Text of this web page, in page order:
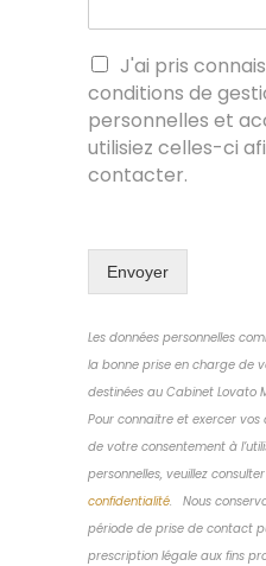
J'ai pris
conditions de
personnelles et
utilisiez celles-ci
contacter.
Envoyer
Les données personnelles
la bonne prise en charge de
destinées au Cabinet Lovato
Pour connaitre et exercer
de votre consentement à
personnelles, veuillez
confidentialité. Nous
période de prise de contact
prescription légale aux fins